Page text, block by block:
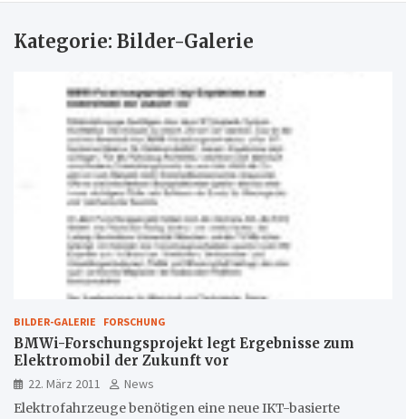
Kategorie: Bilder-Galerie
BILDER-GALERIE FORSCHUNG
BMWi-Forschungsprojekt legt Ergebnisse zum
Elektromobil der Zukunft vor
22. März 2011
News
Elektrofahrzeuge benötigen eine neue IKT-basierte